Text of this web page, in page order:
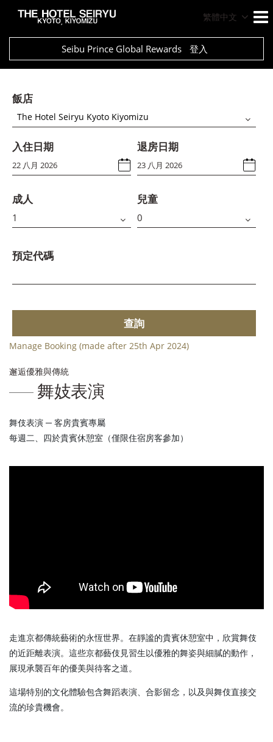
繁體中文
Seibu Prince Global Rewards 登入
飯店
The Hotel Seiryu Kyoto Kiyomizu
入住日期 退房日期
成人 兒童
預定代碼
查詢
Manage Booking (made after 25th Apr 2024)
邂逅優雅與傳統
舞妓表演
舞伎表演 ─ 客房貴賓專屬
每週二、四於貴賓休憩室（僅限住宿房客參加）
走進京都傳統藝術的永恆世界。在靜謐的貴賓休憩室中，欣賞舞伎
的近距離表演。這些京都藝伎見習生以優雅的舞姿與細膩的動作，
展現承襲百年的優美與待客之道。
這場特別的文化體驗包含舞蹈表演、合影留念，以及與舞伎直接交
流的珍貴機會。